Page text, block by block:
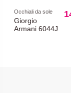
Occhiali da sole
Giorgio
Armani 6044J